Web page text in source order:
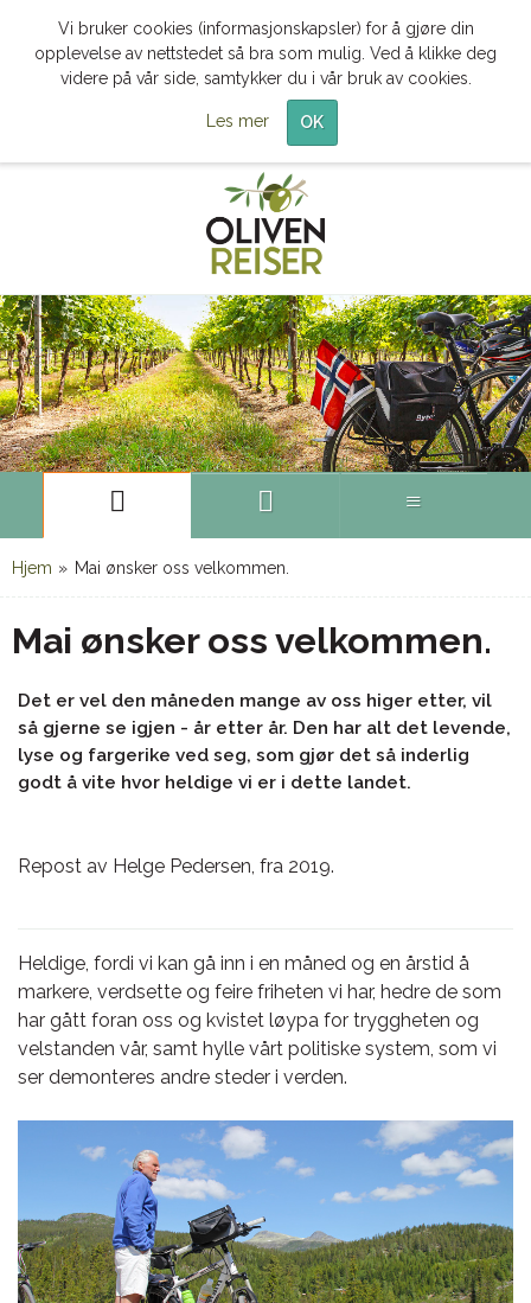
Hjem » Mai ønsker oss velkommen.
Mai ønsker oss velkommen.
Det er vel den måneden mange av oss higer etter, vil
så gjerne se igjen - år etter år. Den har alt det levende,
lyse og fargerike ved seg, som gjør det så inderlig
godt å vite hvor heldige vi er i dette landet.
Repost av Helge Pedersen, fra 2019.
Heldige, fordi vi kan gå inn i en måned og en årstid å
markere, verdsette og feire friheten vi har, hedre de som
har gått foran oss og kvistet løypa for tryggheten og
velstanden vår, samt hylle vårt politiske system, som vi
ser demonteres andre steder i verden.
Vi bruker cookies (informasjonskapsler) for å gjøre din
opplevelse av nettstedet så bra som mulig. Ved å klikke deg
videre på vår side, samtykker du i vår bruk av cookies.
Les mer OK